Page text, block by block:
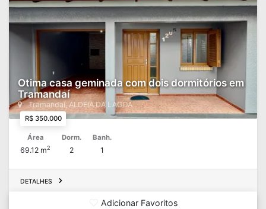
R$ 350.000
Otima casa geminada com dois dormitórios em
Tramandaí
Tramandaí, ALDEIA DA LAGOA
Área
69.12 m2
Dorm.
2
Banh.
1
DETALHES
Adicionar Favoritos